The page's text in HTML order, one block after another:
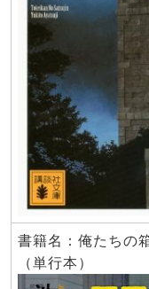
書籍名：俺たちの
（単行本）